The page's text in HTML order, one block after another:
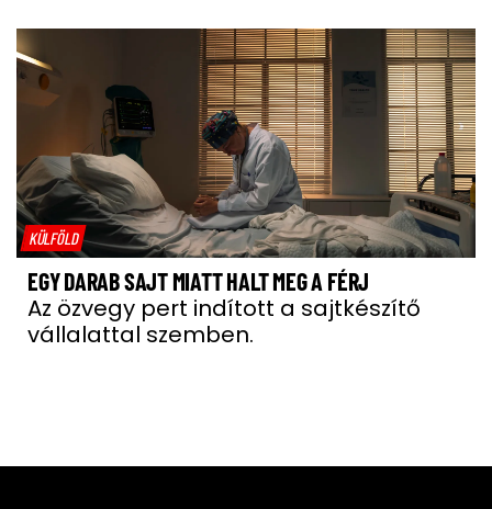
KÜLFÖLD
EGY DARAB SAJT MIATT HALT MEG A FÉRJ
Az özvegy pert indított a sajtkészítő
vállalattal szemben.